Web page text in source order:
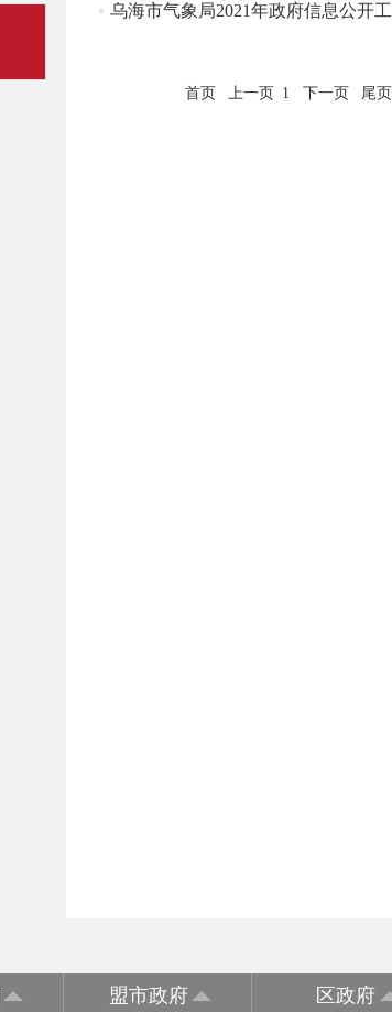
乌海市气象局2021年政府信息公开
首页 上一页 1 下一页 尾页
盟市政府 区政府